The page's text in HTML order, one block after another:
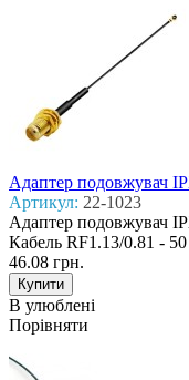
Адаптер подовжувач
Артикул: 22-1023
Адаптер подовжувач
Кабель RF1.13/0.81 -
46.08 грн.
В улюблені
Порівняти